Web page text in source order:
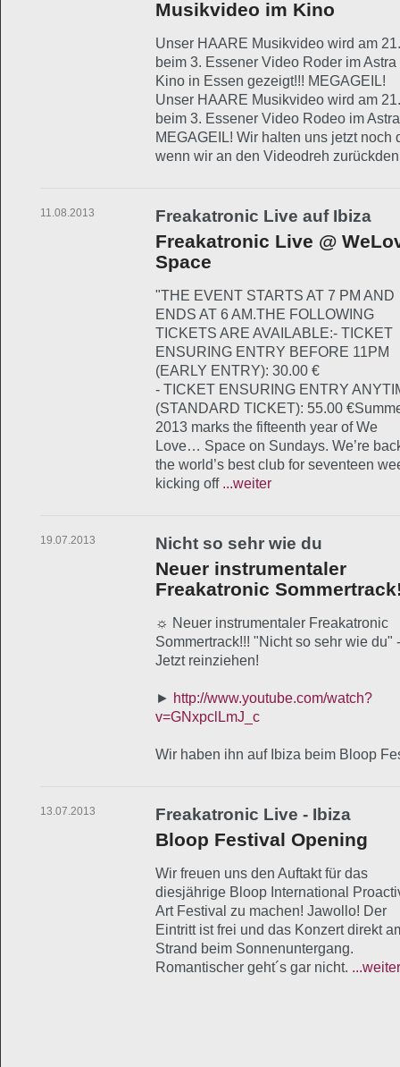
Musikvideo im Kino
Unser HAARE Musikvideo wird am
beim 3. Essener Video Roder im Astra
Kino in Essen gezeigt!!! MEGAGEIL!
Unser HAARE Musikvideo wird am
beim 3. Essener Video Rodeo im
MEGAGEIL! Wir halten uns jetzt noch
wenn wir an den Videodreh
11.08.2013 Freakatronic Live auf Ibiza
Freakatronic Live @
Space
"THE EVENT STARTS AT 7 PM AND
ENDS AT 6 AM.THE FOLLOWING
TICKETS ARE AVAILABLE:- TICKET
ENSURING ENTRY BEFORE 11PM
(EARLY ENTRY): 30.00 €
- TICKET ENSURING ENTRY
(STANDARD TICKET): 55.00
2013 marks the fifteenth year of We
Love… Space on Sundays. We’re
the world’s best club for seventeen
kicking off ...weiter
19.07.2013 Nicht so sehr wie du
Neuer instrumentaler
Freakatronic
☼ Neuer instrumentaler Freakatronic
Sommertrack!!! "Nicht so sehr wie du" -
Jetzt reinziehen!
► http://www.youtube.com/watch?
v=GNxpclLmJ_c
Wir haben ihn auf Ibiza beim Bloop
13.07.2013 Freakatronic Live - Ibiza
Bloop Festival Opening
Wir freuen uns den Auftakt für das
diesjährige Bloop International
Art Festival zu machen! Jawollo! Der
Eintritt ist frei und das Konzert direkt
Strand beim Sonnenuntergang.
Romantischer geht´s gar nicht. ...weiter